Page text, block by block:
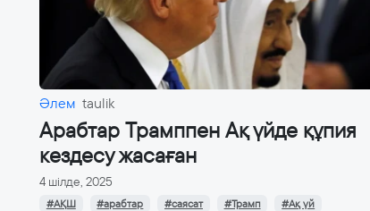
Әлем taulik
Арабтар Трамппен Ақ үйде құпия
кездесу жасаған
4 шілде, 2025
#АҚШ #арабтар #саясат #Трамп
#Ақ үй